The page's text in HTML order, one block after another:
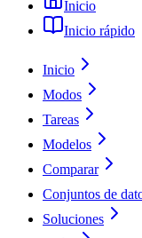
Inicio
Inicio rápido
Inicio
Modos
Tareas
Modelos
Comparar
Conjuntos de
Soluciones